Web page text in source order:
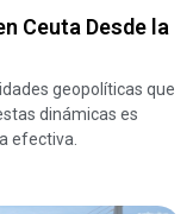
Ceuta Desde la
geopolíticas que
dinámicas es
efectiva.